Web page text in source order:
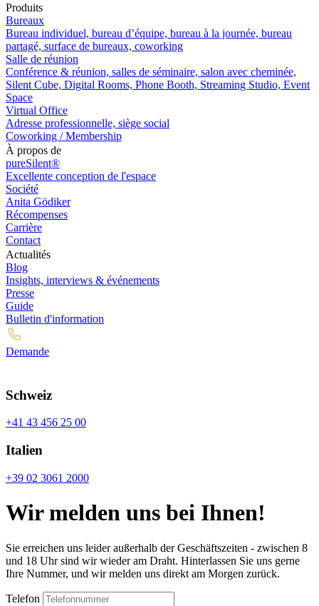
Produits
Bureaux
Bureau individuel, bureau d’équipe, bureau à la journée, bureau
partagé, surface de bureaux, coworking
Salle de réunion
Conférence & réunion, salles de séminaire, salon avec cheminée,
Silent Cube, Digital Rooms, Phone Booth, Streaming Studio, Event
Space
Virtual Office
Adresse professionnelle, siège social
Coworking / Membership
À propos de
pureSilent®
Excellente conception de l'espace
Société
Anita Gödiker
Récompenses
Carrière
Contact
Actualités
Blog
Insights, interviews & événements
Presse
Guide
Bulletin d'information
Demande
Schweiz
+41 43 456 25 00
Italien
+39 02 3061 2000
Wir melden uns bei Ihnen!
Sie erreichen uns leider außerhalb der Geschäftszeiten - zwischen 8
und 18 Uhr sind wir wieder am Draht. Hinterlassen Sie uns gerne
Ihre Nummer, und wir melden uns direkt am Morgen zurück.
Telefon